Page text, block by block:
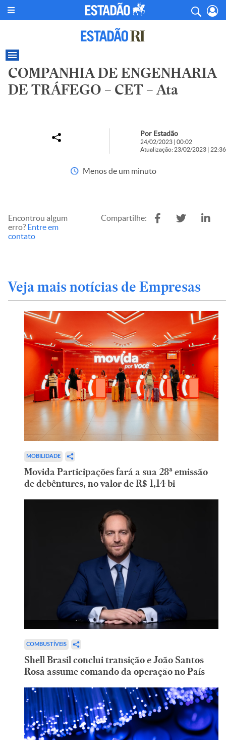
COMPANHIA DE ENGENHARIA
DE TRÁFEGO – CET – Ata
Por Estadão
24/02/2023 | 00:02
Atualização: 23/02/2023 | 22:36
Menos de um minuto
Encontrou algum
erro? Entre em
contato
Compartilhe:
Veja mais notícias de Empresas
MOBILIDADE
Movida Participações fará a sua 28ª emissão
de debêntures, no valor de R$ 1,14 bi
COMBUSTÍVEIS
Shell Brasil conclui transição e João Santos
Rosa assume comando da operação no País